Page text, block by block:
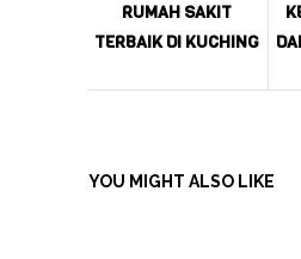
RUMAH SAKIT
TERBAIK DI KUCHING
YOU MIGHT ALSO LIKE